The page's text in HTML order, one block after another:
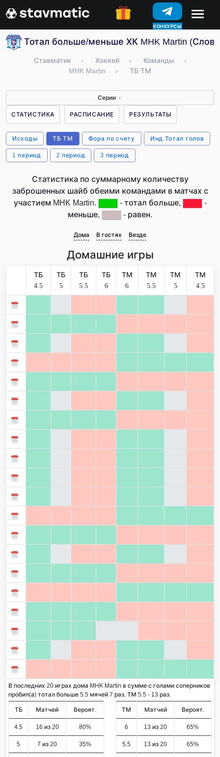
КОНКУРСЫ
Тотал больше/меньше ХК MHK Martin
Ставматик › Хоккей › Команды
›
MHK Martin
› ТБ ТМ
Серии ▼
СТАТИСТИКА РАСПИСАНИЕ РЕЗУЛЬТАТЫ
Исходы ТБ ТМ Фора по счету Инд.Тотал голов
1 период 2 период 3 период
Статистика по суммарному количеству
заброшенных шайб обеими командами в матчах с
участием MHK Martin.
- тотал больше,
-
меньше,
- равен.
Дома В гостях Везде
Домашние игры
ТБ
4.5
ТБ
5
ТБ
5.5
ТБ
6
ТМ
6
ТМ
5.5
ТМ
5
ТМ
4.5
В последних 20 играх дома MHK Martin в сумме с голами соперников
пробил(а) тотал больше 5.5 мячей 7 раз, ТМ 5.5 - 13 раз.
ТБ Матчей Вероят.
4.5 16 из 20 80%
5 7 из 20 35%
ТМ Матчей Вероят.
6 13 из 20 65%
5.5 13 из 20 65%